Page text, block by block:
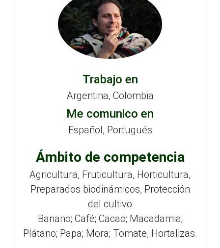
Trabajo en
Argentina, Colombia
Me comunico en
Español, Portugués
Ámbito de competencia
Agricultura, Fruticultura, Horticultura,
Preparados biodinámicos, Protección
del cultivo
Banano; Café; Cacao; Macadamia;
Plátano; Papa; Mora; Tomate, Hortalizas.